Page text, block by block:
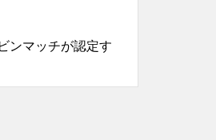
ンマッチが認定す